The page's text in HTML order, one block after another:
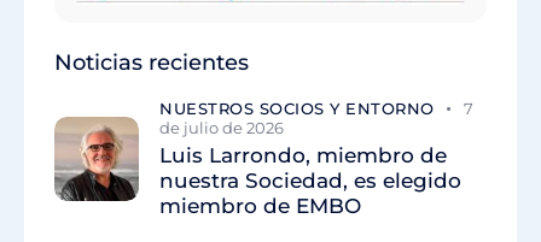
Noticias recientes
NUESTROS SOCIOS Y ENTORNO
7
de julio de 2026
Luis Larrondo, miembro de
nuestra Sociedad, es elegido
miembro de EMBO